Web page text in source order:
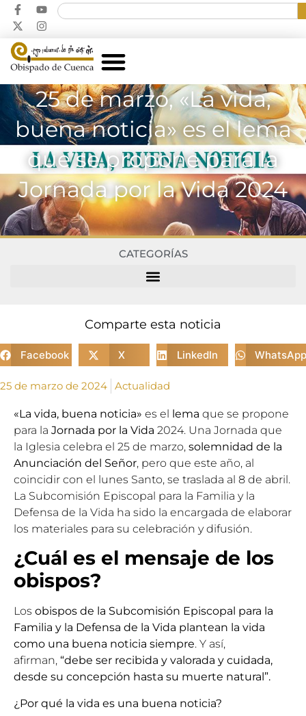
25 de marzo, «La vida,
buena noticia» es el lema
que se propone para la
Jornada por la Vida 2024
CATEGORÍAS
Comparte esta noticia
Facebook X LinkedIn WhatsApp
25 de marzo de 2024 Actualidad
«La vida, buena noticia» es el lema que se propone
para la Jornada por la Vida 2024. Una Jornada que
la Iglesia celebra el 25 de marzo, solemnidad de la
Anunciación del Señor, pero que este año, al
coincidir con el lunes Santo, se traslada al 8 de abril.
La Subcomisión Episcopal para la Familia y la
Defensa de la Vida ha sido la encargada de elaborar
los materiales para su celebración y difusión.
¿Cuál es el mensaje de los
obispos?
Los obispos de la Subcomisión Episcopal para la
Familia y la Defensa de la Vida plantean la vida
como una buena noticia siempre. Y así,
afirman, “debe ser recibida y valorada y cuidada,
desde su concepción hasta su muerte natural”.
¿Por qué la vida es una buena noticia?